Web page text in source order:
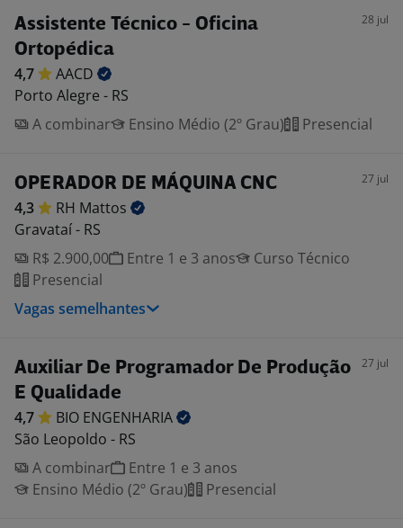
Assistente Técnico - Oficina
Ortopédica
28 jul
4,7
AACD
Porto Alegre - RS
A combinar
Ensino Médio (2º Grau) Presencial
OPERADOR DE MÁQUINA CNC 27 jul
4,3 RH Mattos
Gravataí - RS
R$ 2.900,00
Entre 1 e 3 anos
Curso Técnico
Presencial
Vagas semelhantes
Auxiliar De Programador De Produção
E Qualidade
27 jul
4,7 BIO ENGENHARIA
São Leopoldo - RS
A combinar
Entre 1 e 3 anos
Ensino Médio (2º Grau)
Presencial